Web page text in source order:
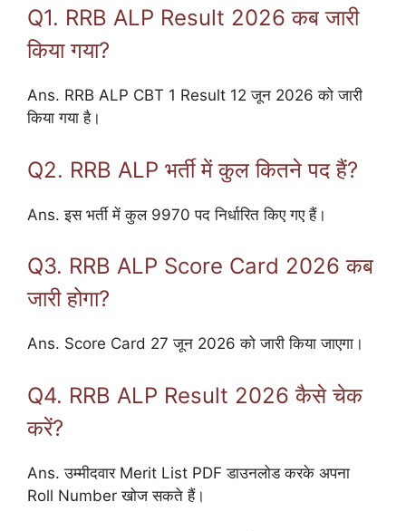
Q1. RRB ALP Result 2026 कब जारी
किया गया?
Ans. RRB ALP CBT 1 Result 12 जून 2026 को जारी
किया गया है।
Q2. RRB ALP भर्ती में कुल कितने पद हैं?
Ans. इस भर्ती में कुल 9970 पद निर्धारित किए गए हैं।
Q3. RRB ALP Score Card 2026 कब
जारी होगा?
Ans. Score Card 27 जून 2026 को जारी किया जाएगा।
Q4. RRB ALP Result 2026 कैसे चेक
करें?
Ans. उम्मीदवार Merit List PDF डाउनलोड करके अपना
Roll Number खोज सकते हैं।